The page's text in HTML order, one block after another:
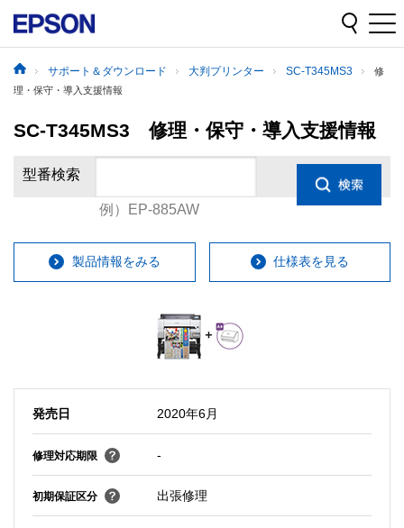
サポート＆ダウンロード 大判プリンター SC-T345MS3
修
理・保守・導入支援情報
SC-T345MS3 修理・保守・導入支援情報
型番検索
例）EP-885AW
製品情報をみる 仕様表を見る
発売日 2020年6月
修理対応期限 -
初期保証区分 出張修理